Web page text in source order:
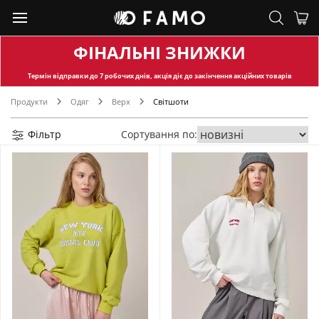
ФІНАЛЬНІ ЗНИЖКИ
Термін відправкидо 7 робочих днів, акція діє до закінчення акційних товарів
Продукти Одяг Верх Світшоти
Фільтр Сортування по: